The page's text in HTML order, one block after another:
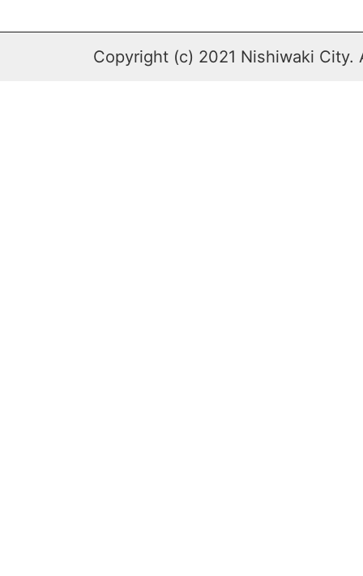
Copyright (c) 2021 Nishiwaki City.